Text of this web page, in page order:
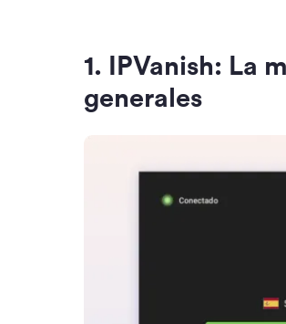
1. IPVanish: La
generales